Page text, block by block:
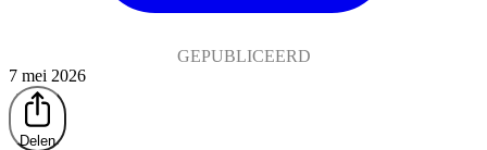
GEPUBLICEERD
7 mei 2026
Delen